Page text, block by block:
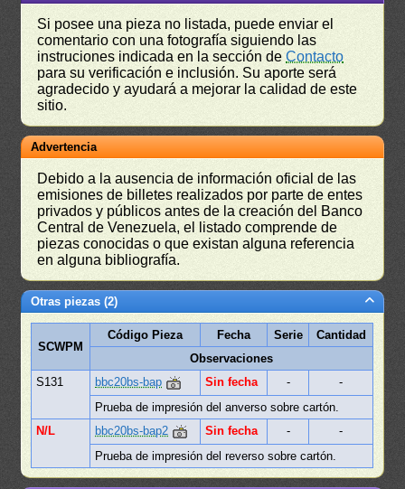
Si posee una pieza no listada, puede enviar el
comentario con una fotografía siguiendo las
instruciones indicada en la sección deContacto
para su verificación e inclusión. Su aporte será
agradecido y ayudará a mejorar la calidad de este
sitio.
Advertencia
Debido a la ausencia de información oficial de las
emisiones de billetes realizados por parte de entes
privados y públicos antes de la creación del Banco
Central de Venezuela, el listado comprende de
piezas conocidas o que existan alguna referencia
en alguna bibliografía.
Otras piezas (2)
SCWPM
Código Pieza Fecha Serie
Cantidad
Observaciones
S131
bbc20bs-bap Sin fecha -
-
Prueba de impresión del anverso sobre cartón.
N/L
bbc20bs-bap2 Sin fecha -
-
Prueba de impresión del reverso sobre cartón.